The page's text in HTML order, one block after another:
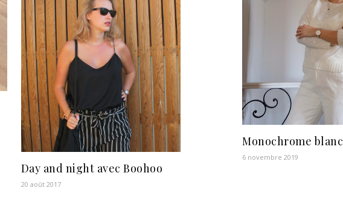
Day and night avec Boohoo
20 août 2017
Monochrome blanc
6 novembre 2019